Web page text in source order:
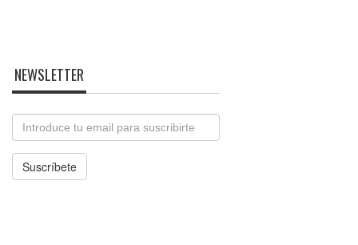
NEWSLETTER
Email
Suscríbete